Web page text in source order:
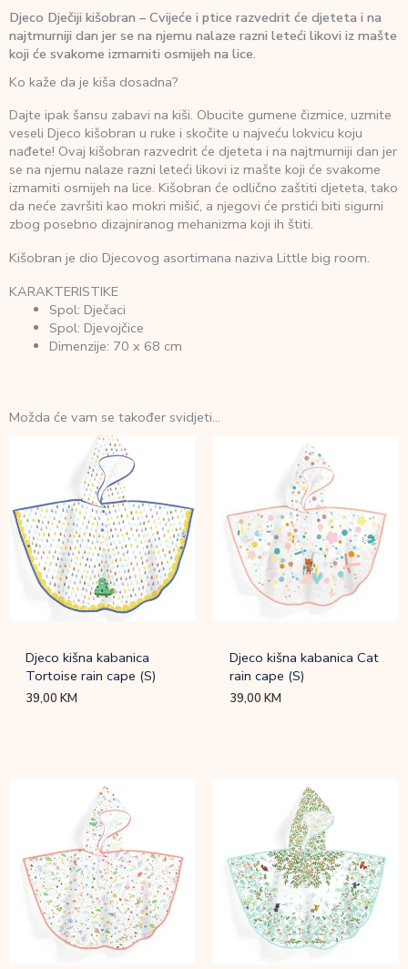
Djeco Dječiji kišobran – Cvijeće i ptice razvedrit će djeteta i na
najtmurniji dan jer se na njemu nalaze razni leteći likovi iz mašte
koji će svakome izmamiti osmijeh na lice.
Ko kaže da je kiša dosadna?
Dajte ipak šansu zabavi na kiši. Obucite gumene čizmice, uzmite
veseli Djeco kišobran u ruke i skočite u najveću lokvicu koju
nađete! Ovaj kišobran razvedrit će djeteta i na najtmurniji dan jer
se na njemu nalaze razni leteći likovi iz mašte koji će svakome
izmamiti osmijeh na lice. Kišobran će odlično zaštiti djeteta, tako
da neće završiti kao mokri mišić, a njegovi će prstići biti sigurni
zbog posebno dizajniranog mehanizma koji ih štiti.
Kišobran je dio Djecovog asortimana naziva Little big room.
KARAKTERISTIKE
Spol: Dječaci
Spol: Djevojčice
Dimenzije: 70 x 68 cm
Možda će vam se također svidjeti…
Djeco kišna kabanica
Tortoise rain cape (S)
39,00KM
Djeco kišna kabanica Cat
rain cape (S)
39,00KM